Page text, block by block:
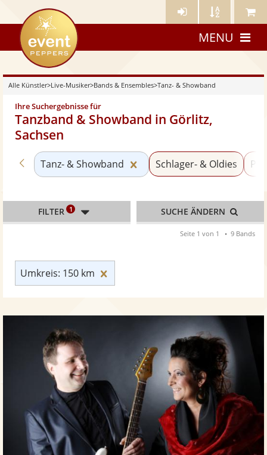
Künstler- Künstler Meine
eventpeppers
MENU
Alle Künstler>Live-Musiker>Bands & Ensembles>Tanz- & Showband
Ihre Suchergebnisse für
Tanzband & Showband in Görlitz,
Sachsen
Zurück zu «Bands & Ensembles»
Tanz- & Showband Kategorie «Tanz- &
Schlager- & Oldies
Umkreis: 150 km
FILTER 1 SUCHE ÄNDERN
Seite 1 von 1 9 Bands